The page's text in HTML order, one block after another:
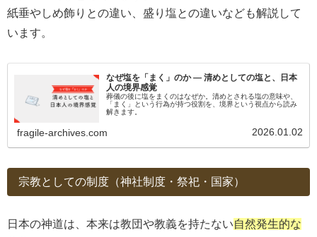
紙垂やしめ飾りとの違い、盛り塩との違いなども解説して
います。
なぜ塩を「まく」のか ― 清めとしての塩と、日本
人の境界感覚
葬儀の後に塩をまくのはなぜか。清めとされる塩の意味や、
「まく」という行為が持つ役割を、境界という視点から読み
解きます。
fragile-archives.com 2026.01.02
宗教としての制度（神社制度・祭祀・国家）
日本の神道は、本来は教団や教義を持たない自然発生的な